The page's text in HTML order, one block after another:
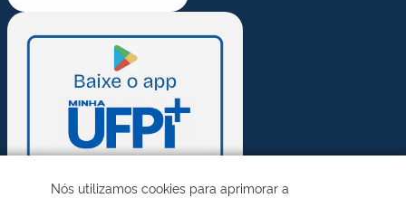
Nós utilizamos cookies para aprimorar a